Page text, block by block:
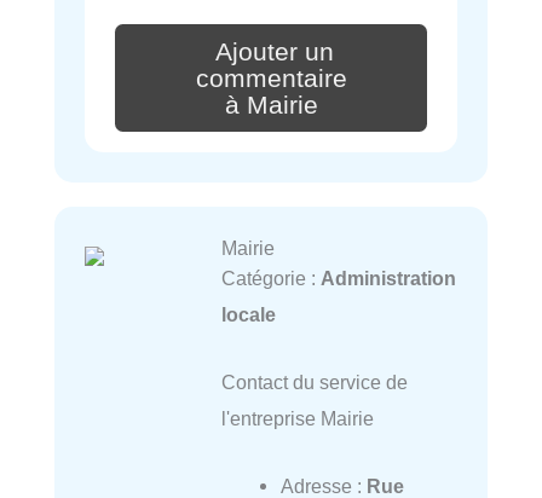
Ajouter un
commentaire
à Mairie
Mairie
Catégorie : Administration
locale
Contact du service de
l'entreprise Mairie
Adresse : Rue